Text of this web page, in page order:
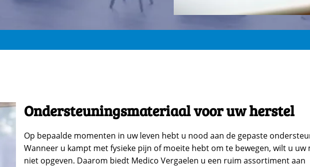
Ondersteuningsmateriaal voor uw herstel
Op bepaalde momenten in uw leven hebt u nood aan de gepaste
Wanneer u kampt met fysieke pijn of moeite hebt om te bewegen, wilt u
niet opgeven. Daarom biedt Medico Vergaelen u een ruim assortiment aan